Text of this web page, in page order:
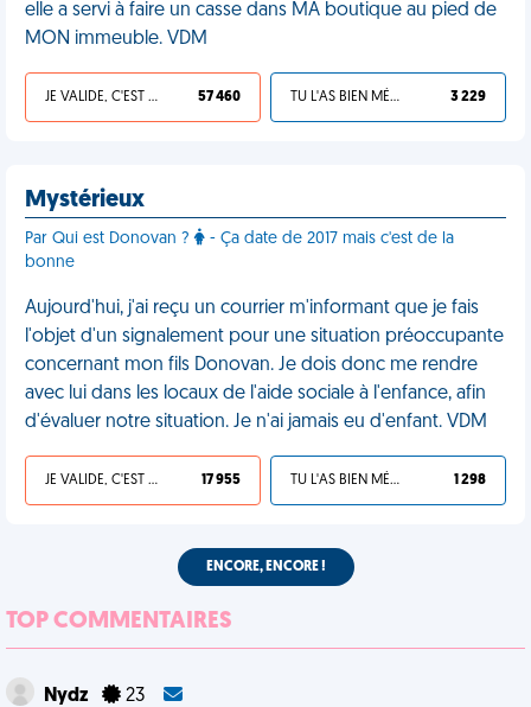
elle a servi à faire un casse dans MA boutique au pied de
MON immeuble. VDM
JE VALIDE, C'EST UNE VDM 57 460 TU L'AS BIEN MÉRITÉ 3 229
Mystérieux
Par Qui est Donovan ?
- Ça date de 2017 mais c'est de la
bonne
Aujourd'hui, j'ai reçu un courrier m'informant que je fais
l'objet d'un signalement pour une situation préoccupante
concernant mon fils Donovan. Je dois donc me rendre
avec lui dans les locaux de l'aide sociale à l'enfance, afin
d'évaluer notre situation. Je n'ai jamais eu d'enfant. VDM
JE VALIDE, C'EST UNE VDM 17 955 TU L'AS BIEN MÉRITÉ 1 298
ENCORE, ENCORE !
TOP COMMENTAIRES
Nydz 23